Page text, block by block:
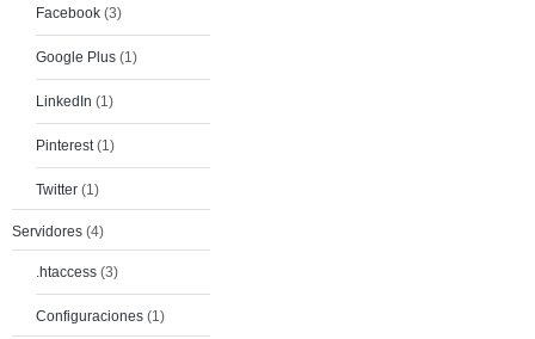
Facebook (3)
Google Plus (1)
LinkedIn (1)
Pinterest(1)
Twitter (1)
Servidores (4)
.htaccess (3)
Configuraciones (1)